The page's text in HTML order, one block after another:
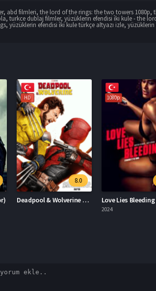
, abd filmleri,the lord of the rings: the two towers 1080p,
,turkce dublaj filmler,yüzüklerin efendisi i̇ki kule - the
,yüzüklerin efendisi i̇ki kule türkçe altyazı izle,yüzüklerin
Deadpool 3
1080p
6.9
Love Lies Bleeding 2024 – Aşk Kanayan Yalanlardır 1080p Turkce Dublaj izle
1080p
2024